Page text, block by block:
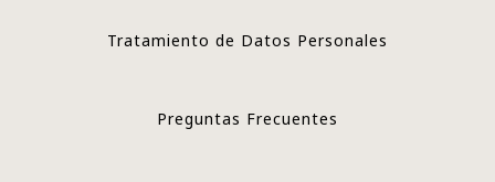
Tratamiento de Datos Personales
Preguntas Frecuentes